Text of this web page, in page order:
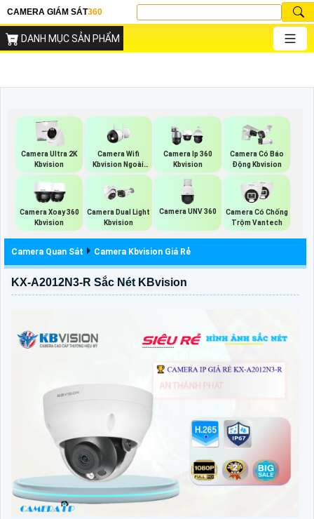
CAMERA GIÁM SÁT360
DANH MỤC SẢN PHẨM
Camera Ultra 2K
Kbvision
Camera Wifi
Kbvision Ngoài
Trời
Camera Ip 360
Kbvision
Camera Có Báo
Động Kbvision
Camera Xoay 360
Kbvision
Camera Dual Light
Kbvision
Camera UNV 360
Camera Có Chống
Trộm Vantech
Camera Quan Sát Camera Kbvision Giá Rẻ
KX-A2012N3-R Sắc Nét KBvision